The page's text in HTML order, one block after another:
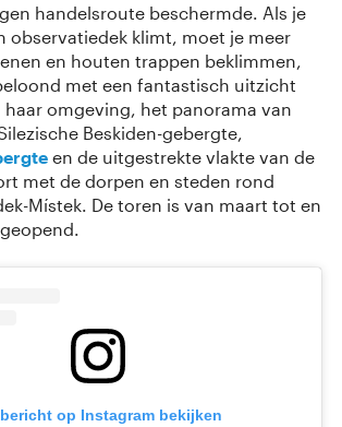
handelsroute beschermde. Als je
observatiedek klimt, moet je meer
en houten trappen beklimmen,
met een fantastisch uitzicht
haar omgeving, het panorama van
Beskiden-gebergte,
en de uitgestrekte vlakte van de
met de dorpen en steden rond
Místek. De toren is van maart tot en
op Instagram bekijken